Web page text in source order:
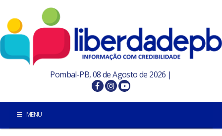
Pombal-PB, 08 de Agosto de 2026 |
MENU